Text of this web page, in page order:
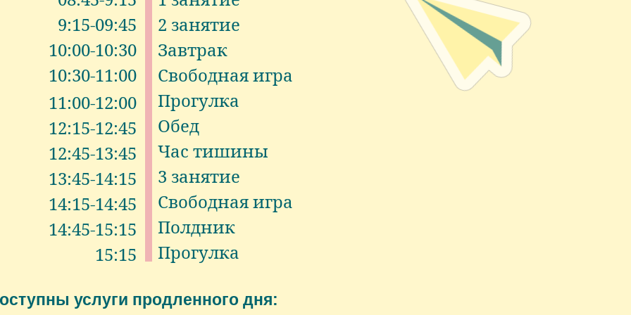
11:00-12:00
12:15-12:45
12:45-13:45
13:45-14:15
14:15-14:45
14:45-15:15
15:15
9:15-09:45
10:00-10:30
10:30-11:00
2 занятие
Завтрак
Свободная игра
Прогулка
Обед
Час тишины
3 занятие
Свободная игра
Полдник
Прогулка
услуги продленного дня: